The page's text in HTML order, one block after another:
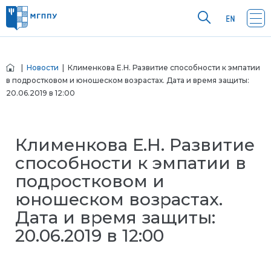
Новости | Клименкова Е.Н. Развитие способности к эмпатии
в подростковом и юношеском возрастах. Дата и время защиты:
20.06.2019 в 12:00
Клименкова Е.Н. Развитие
способности к эмпатии в
подростковом и
юношеском возрастах.
Дата и время защиты:
20.06.2019 в 12:00